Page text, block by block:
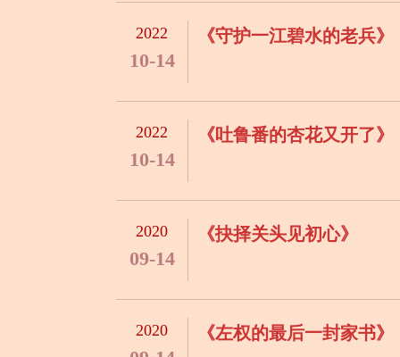
2022
10-14
《守护一江碧水的老兵》
2022
10-14
《吐鲁番的杏花又开了》
2020
09-14
《抉择关头见初心》
2020 《左权的最后一封家书》